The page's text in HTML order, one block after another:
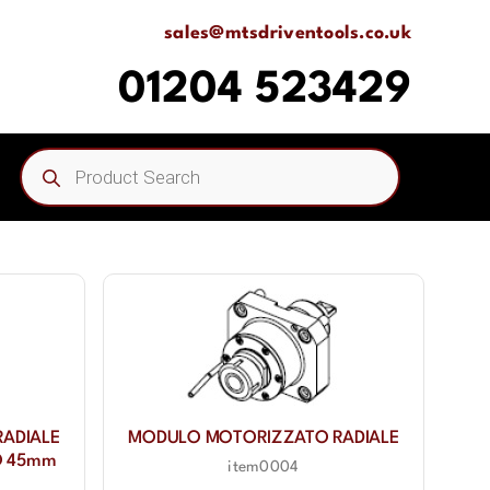
sales@mtsdriventools.co.uk
01204 523429
Products
search
45mm
MODULO MOTORIZZATO RADIALE
item0004